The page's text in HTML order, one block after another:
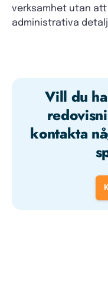
verksamhet utan
administrativa
Vill du
kontakta